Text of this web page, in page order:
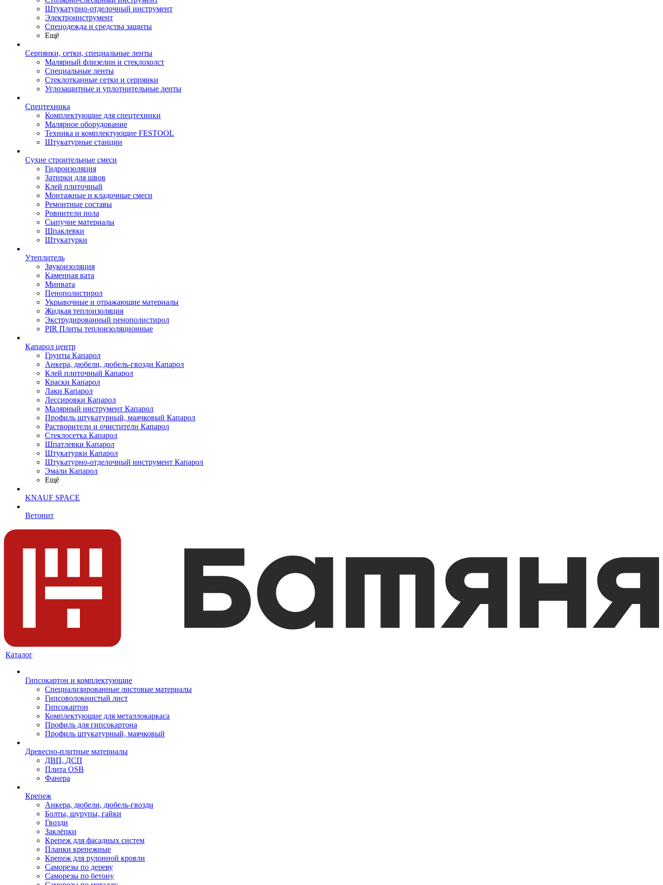
Штукатурно-отделочный инструмент
Электроинструмент
Спецодежда и средства защиты
Ещё
Серпянки, сетки, специальные ленты
Малярный флизелин и стеклохолст
Специальные ленты
Стеклотканные сетки и серпянки
Углозащитные и уплотнительные ленты
Спецтехника
Комплектующие для спецтехники
Малярное оборудование
Техника и комплектующие FESTOOL
Штукатурные станции
Сухие строительные смеси
Гидроизоляция
Затирки для швов
Клей плиточный
Монтажные и кладочные смеси
Ремонтные составы
Ровнители пола
Сыпучие материалы
Шпаклевки
Штукатурки
Утеплитель
Звукоизоляция
Каменная вата
Минвата
Пенополистирол
Укрывочные и отражающие материалы
Жидкая теплоизоляция
Экструдированный пенополистирол
PIR Плиты теплоизоляционные
Капарол центр
Грунты Капарол
Анкера, дюбели, дюбель-гвозди Капарол
Клей плиточный Капарол
Краски Капарол
Лаки Капарол
Лессировки Капарол
Малярный инструмент Капарол
Профиль штукатурный, маячковый Капарол
Растворители и очистители Капарол
Cтеклосетка Капарол
Шпатлевки Капарол
Штукатурки Капарол
Штукатурно-отделочный инструмент Капарол
Эмали Капарол
Ещё
KNAUF SPACE
Ветонит
Каталог
Гипсокартон и комплектующие
Специализированные листовые материалы
Гипсоволокнистый лист
Гипсокартон
Комплектующие для металлокаркаса
Профиль для гипсокартона
Профиль штукатурный, маячковый
Древесно-плитные материалы
ДВП, ДСП
Плита OSB
Фанера
Крепеж
Анкера, дюбели, дюбель-гвозди
Болты, шурупы, гайки
Гвозди
Заклёпки
Крепеж для фасадных систем
Планки крепежные
Крепеж для рулонной кровли
Саморезы по дереву
Саморезы по бетону